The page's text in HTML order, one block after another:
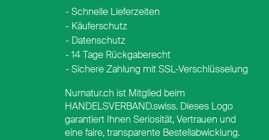
Schnelle Lieferzeiten
Käuferschutz
Datenschutz
14 Tage Rückgaberecht
Sichere Zahlung mit SSL-Verschlüsselung
Nurnatur.ch ist Mitglied beim
HANDELSVERBAND.swiss. Dieses Logo
garantiert Ihnen Seriosität, Vertrauen und
eine faire, transparente Bestellabwicklung.